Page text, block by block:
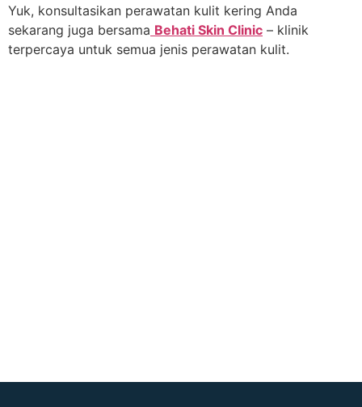
Yuk, konsultasikan perawatan kulit kering Anda
sekarang juga bersama Behati Skin Clinic – klinik
terpercaya untuk semua jenis perawatan kulit.